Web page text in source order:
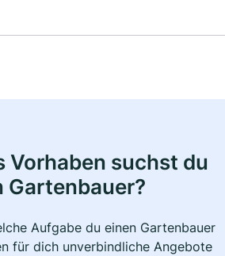
Vorhaben suchst du
Gartenbauer?
Aufgabe du einen Gartenbauer
für dich unverbindliche Angebote